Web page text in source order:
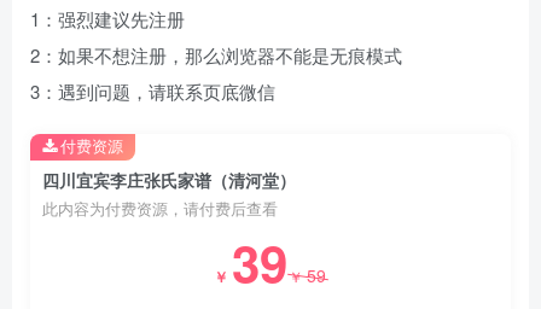
1：强烈建议先注册
2：如果不想注册，那么浏览器不能是无痕模式
3：遇到问题，请联系页底微信
四川宜宾李庄张氏家谱（清河堂）
此内容为付费资源，请付费后查看
￥ 39￥59
付费资源